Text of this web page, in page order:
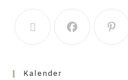
Kalender